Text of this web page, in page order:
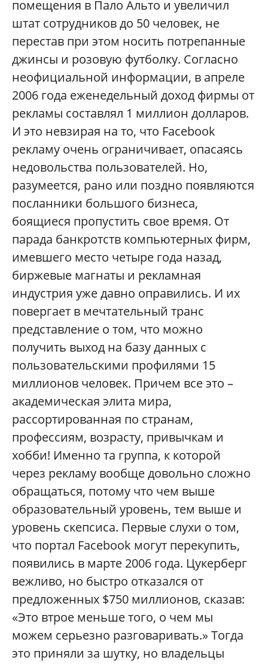
помещения в Пало Альто и увеличил
штат сотрудников до 50 человек, не
перестав при этом носить потрепанные
джинсы и розовую футболку. Согласно
неофициальной информации, в апреле
2006 года еженедельный доход фирмы от
рекламы составлял 1 миллион долларов.
И это невзирая на то, что Facebook
рекламу очень ограничивает, опасаясь
недовольства пользователей. Но,
разумеется, рано или поздно появляются
посланники большого бизнеса,
боящиеся пропустить свое время. От
парада банкротств компьютерных фирм,
имевшего место четыре года назад,
биржевые магнаты и рекламная
индустрия уже давно оправились. И их
повергает в мечтательный транс
представление о том, что можно
получить выход на базу данных с
пользовательскими профилями 15
миллионов человек. Причем все это –
академическая элита мира,
рассортированная по странам,
профессиям, возрасту, привычкам и
хобби! Именно та группа, к которой
через рекламу вообще довольно сложно
обращаться, потому что чем выше
образовательный уровень, тем выше и
уровень скепсиса. Первые слухи о том,
что портал Facebook могут перекупить,
появились в марте 2006 года. Цукерберг
вежливо, но быстро отказался от
предложенных $750 миллионов, сказав:
«Это втрое меньше того, о чем мы
можем серьезно разговаривать.» Тогда
это приняли за шутку, но владельцы